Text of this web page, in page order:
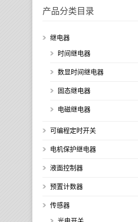
产品分类目录
继电器
时间继电器
数显时间继电器
固态继电器
电磁继电器
可编程定时开关
电机保护继电器
液面控制器
预置计数器
传感器